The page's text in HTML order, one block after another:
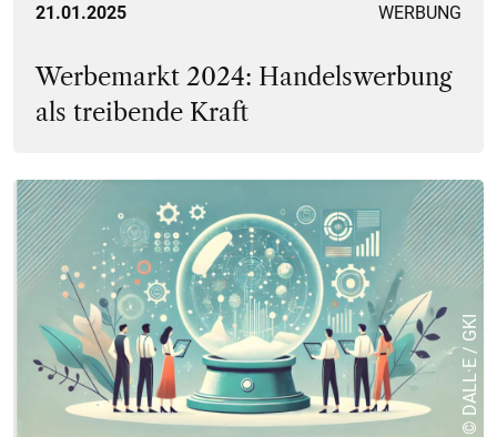
21.01.2025 WERBUNG
Werbemarkt 2024: Handelswerbung
als treibende Kraft
© DALL·E / GKI